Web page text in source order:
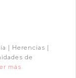
| Herencias |
de
más